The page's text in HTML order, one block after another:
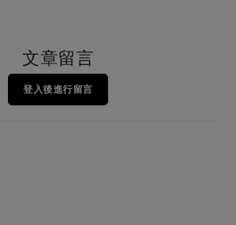
文章留言
登入後進行留言